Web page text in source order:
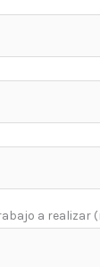
a realizar